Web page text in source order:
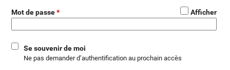
Mot de passe Afficher
Se souvenir de moi
Ne pas demander d’authentification au prochain accès